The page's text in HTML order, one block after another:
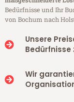
Bedürfnisse und Ihr
von Bochum nach
Unsere
Wir